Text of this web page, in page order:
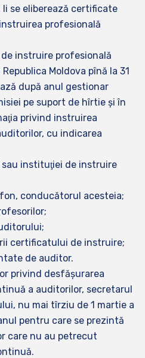
se eliberează certificate
profesională
instruire profesională
Moldova pînă la 31
după anul gestionar
pe suport de hîrtie şi în
privind instruirea
cu indicarea
sau instituţiei de instruire
conducătorul acesteia;
certificatului de instruire;
de auditor.
privind desfăşurarea
a auditorilor, secretarul
nu mai tîrziu de 1 martie a
pentru care se prezintă
care nu au petrecut